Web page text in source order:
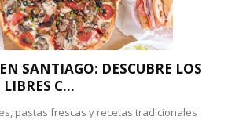
SANTIAGO: DESCUBRE LOS
C...
pastas frescas y recetas tradicionales